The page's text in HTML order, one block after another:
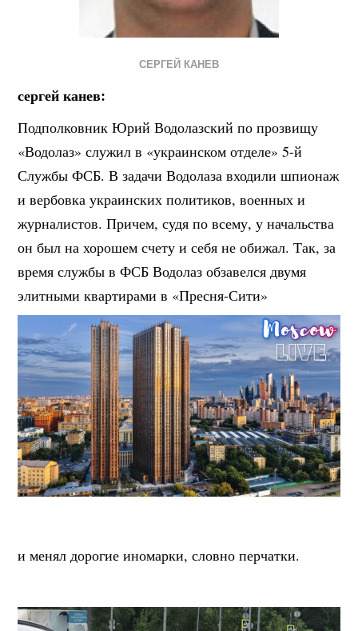
СЕРГЕЙ КАНЕВ
сергей канев:
Подполковник Юрий Водолазский по прозвищу
«Водолаз» служил в «украинском отделе» 5-й
Службы ФСБ. В задачи Водолаза входили шпионаж
и вербовка украинских политиков, военных и
журналистов. Причем, судя по всему, у начальства
он был на хорошем счету и себя не обижал. Так, за
время службы в ФСБ Водолаз обзавелся двумя
элитными квартирами в «Пресня-Сити»
и менял дорогие иномарки, словно перчатки.